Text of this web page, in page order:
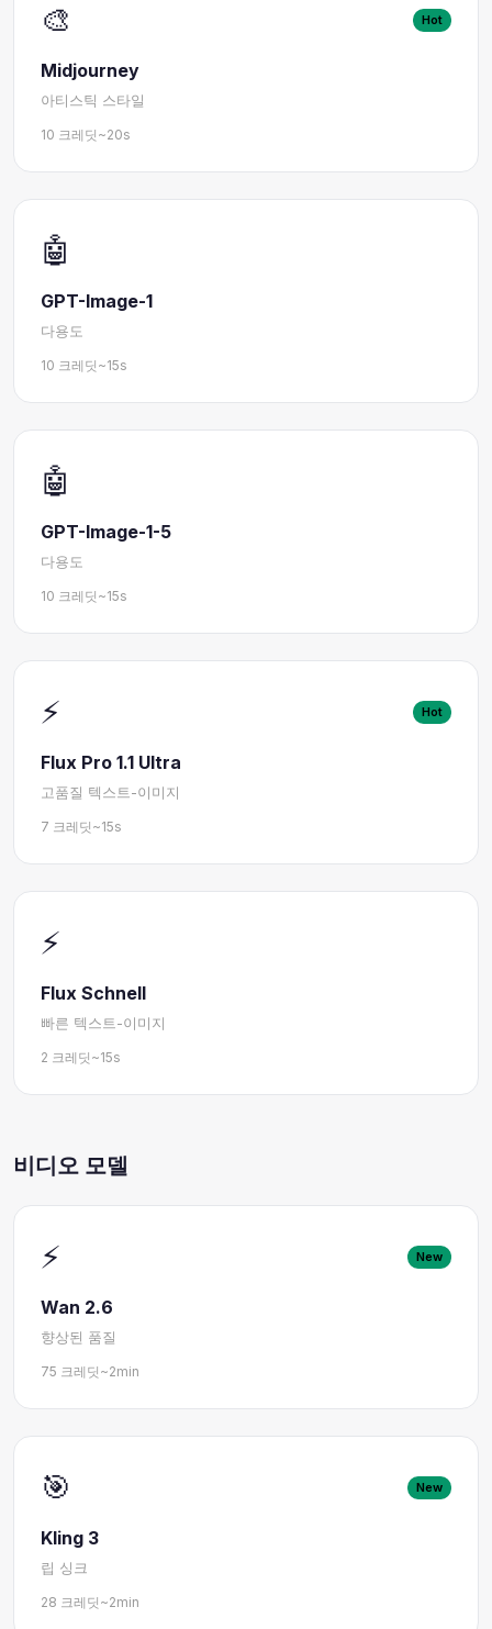
🎨 Hot
Midjourney
아티스틱 스타일
10 크레딧 ~20s
🤖
GPT-Image-1
다용도
10 크레딧 ~15s
🤖
GPT-Image-1-5
다용도
10 크레딧 ~15s
⚡ Hot
Flux Pro 1.1 Ultra
고품질 텍스트-이미지
7 크레딧 ~15s
⚡
Flux Schnell
빠른 텍스트-이미지
2 크레딧 ~15s
비디오 모델
⚡ New
Wan 2.6
향상된 품질
75 크레딧 ~2min
🎯 New
Kling 3
립 싱크
28 크레딧 ~2min